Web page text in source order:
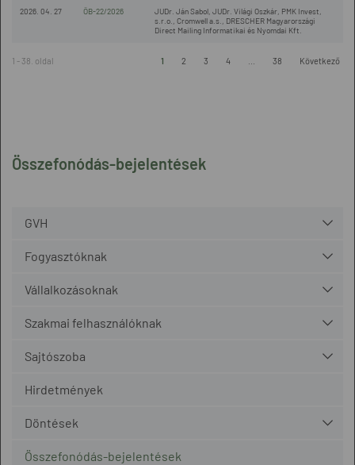
Összefonódás-bejelentések
GVH
Fogyasztóknak
Vállalkozásoknak
Szakmai felhasználóknak
Sajtószoba
Hirdetmények
Döntések
Összefonódás-bejelentések
2026. 04. 27 ÖB-22/2026
JUDr. Ján Sabol, JUDr. Világi Oszkár, PMK Invest,
s.r.o., Cromwell a.s., DRESCHER Magyarországi
Direct Mailing Informatikai és Nyomdai Kft.
1 - 38. oldal 1 2 3 4 38 Következő